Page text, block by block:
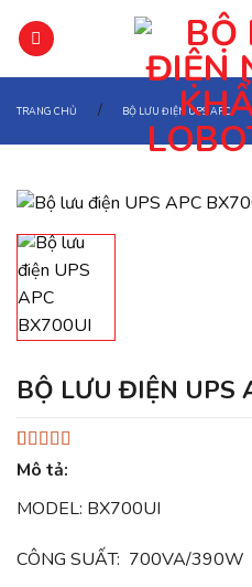
đến
dungTRANG CHỦ / BỘ LƯU ĐIỆN UPS APC
BỘ LƯU ĐIỆN UPS
5.00trên 5
dựa trên
2
đánh giá
Mô tả:
MODEL: BX700UI
CÔNG SUẤT: 700VA/390W